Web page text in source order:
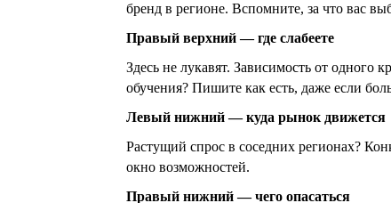
бренд в регионе. Вспомните, за что вас
Правый верхний — где слабеете
Здесь не лукавят. Зависимость от одного
обучения? Пишите как есть, даже если
Левый нижний — куда рынок движется
Растущий спрос в соседних регионах?
окно возможностей.
Правый нижний — чего опасаться